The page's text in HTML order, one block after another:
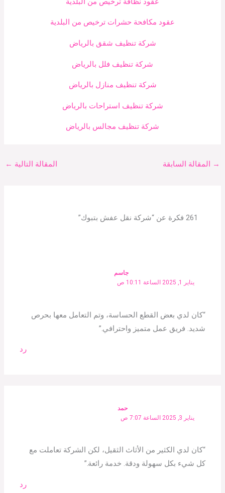
عقود مكافحة حشرات ترخيص من البلدية
شركة تنظيف شقق بالرياض
شركة تنظيف فلل بالرياض
شركة تنظيف منازل بالرياض
شركة تنظيف استراحات بالرياض
شركة تنظيف مجالس بالرياض
→ المقالة السابقة المقالة التالية ←
261 فكرة عن “شركة نقل عفش بتبوك”
جاسم
يناير 1, 2025 الساعة 10:11 ص
“كان لدي بعض القطع الحساسة، وتم التعامل معها بحرص
شديد. فريق عمل متميز واحترافي.”
رد
حمد
يناير 3, 2025 الساعة 7:07 ص
“كان لدي الكثير من الأثاث الثقيل، لكن الشركة تعاملت مع
كل شيء بكل سهولة ودقة. خدمة رائعة.”
رد